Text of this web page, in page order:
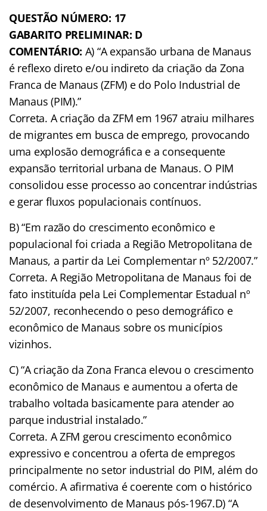
QUESTÃO NÚMERO: 17
GABARITO PRELIMINAR: D
COMENTÁRIO: A) “A expansão urbana de Manaus
é reflexo direto e/ou indireto da criação da Zona
Franca de Manaus (ZFM) e do Polo Industrial de
Manaus (PIM).”
Correta. A criação da ZFM em 1967 atraiu milhares
de migrantes em busca de emprego, provocando
uma explosão demográfica e a consequente
expansão territorial urbana de Manaus. O PIM
consolidou esse processo ao concentrar indústrias
e gerar fluxos populacionais contínuos.
B) “Em razão do crescimento econômico e
populacional foi criada a Região Metropolitana de
Manaus, a partir da Lei Complementar nº 52/2007.”
Correta. A Região Metropolitana de Manaus foi de
fato instituída pela Lei Complementar Estadual nº
52/2007, reconhecendo o peso demográfico e
econômico de Manaus sobre os municípios
vizinhos.
C) “A criação da Zona Franca elevou o crescimento
econômico de Manaus e aumentou a oferta de
trabalho voltada basicamente para atender ao
parque industrial instalado.”
Correta. A ZFM gerou crescimento econômico
expressivo e concentrou a oferta de empregos
principalmente no setor industrial do PIM, além do
comércio. A afirmativa é coerente com o histórico
de desenvolvimento de Manaus pós-1967.D) “A